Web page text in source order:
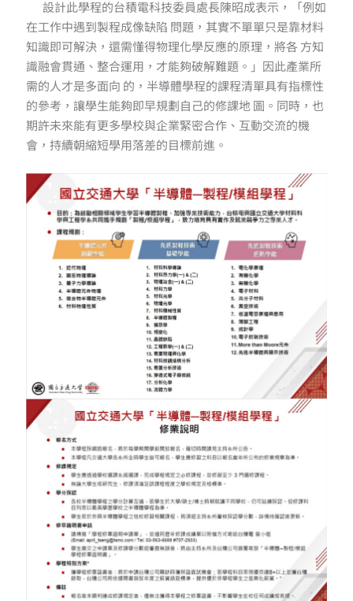
設計此學程的台積電科技委員處長陳昭成表示，「例如
在工作中遇到製程成像缺陷 問題，其實不單單只是靠材料
知識即可解決，還需懂得物理化學反應的原理，將各 方知
識融會貫通、整合運用，才能夠破解難題。」因此產業所
需的人才是多面向 的，半導體學程的課程清單具有指標性
的參考，讓學生能夠即早規劃自己的修課地 圖。同時，也
期許未來能有更多學校與企業緊密合作、互動交流的機
會，持續朝縮短學用落差的目標前進。